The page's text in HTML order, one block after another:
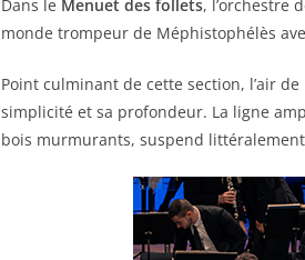
Dans le Menuet des follets, l’orchestre
monde trompeur de Méphistophélès
Point culminant de cette section, l’air
simplicité et sa profondeur. La ligne
bois murmurants, suspend